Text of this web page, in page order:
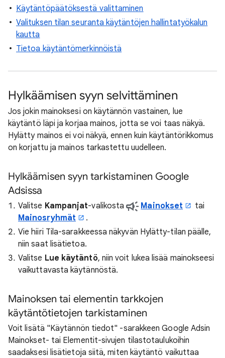
Käytäntöpäätöksestä valittaminen
Valituksen tilan seuranta käytäntöjen hallintatyökalun
kautta
Tietoa käytäntömerkinnöistä
Hylkäämisen syyn selvittäminen
Jos jokin mainoksesi on käytännön vastainen, lue
käytäntö läpi ja korjaa mainos, jotta se voi taas näkyä.
Hylätty mainos ei voi näkyä, ennen kuin käytäntörikkomus
on korjattu ja mainos tarkastettu uudelleen.
Hylkäämisen syyn tarkistaminen Google
Adsissa
Valitse Kampanjat-valikosta Mainokset
tai
Mainosryhmät
.
Vie hiiri Tila-sarakkeessa näkyvän Hylätty-tilan päälle,
niin saat lisätietoa.
Valitse Lue käytäntö, niin voit lukea lisää mainokseesi
vaikuttavasta käytännöstä.
Mainoksen tai elementin tarkkojen
käytäntötietojen tarkistaminen
Voit lisätä "Käytännön tiedot" -sarakkeen Google Adsin
Mainokset- tai Elementit-sivujen tilastotaulukoihin
saadaksesi lisätietoja siitä, miten käytäntö vaikuttaa